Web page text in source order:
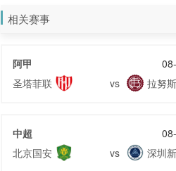
录像
02月27日 切尔西vs南安普顿 全场录像
本男篮 全场录像
02月26日 02月25日NBA常规赛 黄蜂 -
02月26日 塞维利亚vs马洛卡 全场录像
02月25日 卡利亚里vs尤文图斯 全场录像
02月25日 浙江vs大连英博 全场录像
相关赛事
阿甲
圣塔菲联
vs 拉努斯
中超
北京国安
vs 深圳